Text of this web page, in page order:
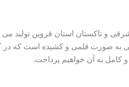
و تاکستان استان قزوین تولید می‌
صورت قلمی و کشیده است که در
به آن خواهیم پرداخت.